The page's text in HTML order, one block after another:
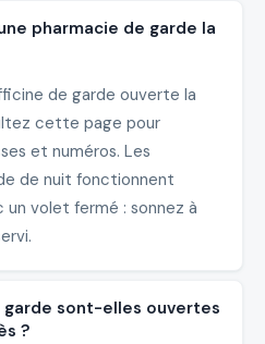
pharmacie de garde la
de garde ouverte la
cette page pour
et numéros. Les
de nuit fonctionnent
volet fermé : sonnez à
garde sont-elles ouvertes
?